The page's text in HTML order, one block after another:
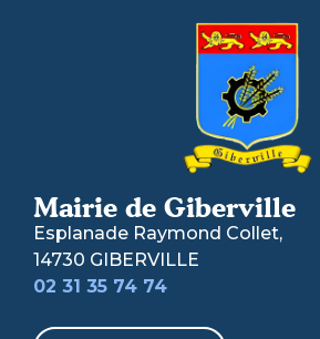
Mairie de Giberville
Esplanade Raymond Collet,
14730 GIBERVILLE
02 31 35 74 74